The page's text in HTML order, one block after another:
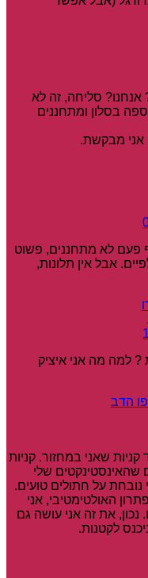
אנחנו? סליחה, זה לא
בסלון ומתחננים
אני מבקשת.
פעם לא מתחננים, פשוט
אבל אין תלונות,
? למה מה אני איציק
הדב
שאני במחזור. קניות
שהאינסטינקטים שלי
על חתולים טועים.
האולטימטיבי, אני
נכון, את זה אני עושה גם
לקטנות.